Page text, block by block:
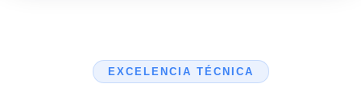
EXCELENCIA TÉCNICA